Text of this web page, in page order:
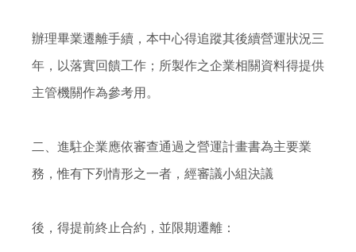
辦理畢業遷離手續，本中心得追蹤其後續營運狀況三
年，以落實回饋工作；所製作之企業相關資料得提供
主管機關作為參考用。
二、進駐企業應依審查通過之營運計畫書為主要業
務，惟有下列情形之一者，經審議小組決議
後，得提前終止合約，並限期遷離：